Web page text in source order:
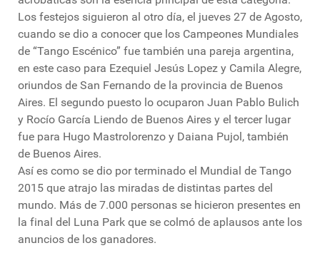
Los festejos siguieron al otro día, el jueves 27 de Agosto,
cuando se dio a conocer que los Campeones Mundiales
de “Tango Escénico” fue también una pareja argentina,
en este caso para Ezequiel Jesús Lopez y Camila Alegre,
oriundos de San Fernando de la provincia de Buenos
Aires. El segundo puesto lo ocuparon Juan Pablo Bulich
y Rocío García Liendo de Buenos Aires y el tercer lugar
fue para Hugo Mastrolorenzo y Daiana Pujol, también
de Buenos Aires.
Así es como se dio por terminado el Mundial de Tango
2015 que atrajo las miradas de distintas partes del
mundo. Más de 7.000 personas se hicieron presentes en
la final del Luna Park que se colmó de aplausos ante los
anuncios de los ganadores.